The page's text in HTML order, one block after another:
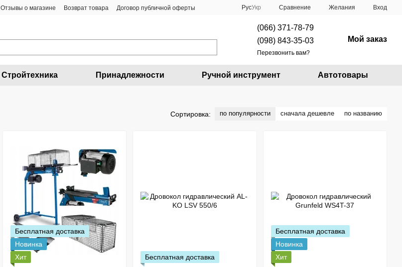
Отзывы о магазине Возврат товара
Договор публичной оферты
РусУкр Сравнение Желания Вход
(066) 371-78-79
(098) 843-35-03
Перезвонить вам?
Мой заказ
Стройтехника Принадлежности Ручной инструмент Автотовары
Сортировка: по популярности сначала дешевле по названию
Бесплатная доставка
Новинка
Хит
Бесплатная доставка
Бесплатная доставка
Новинка
Хит